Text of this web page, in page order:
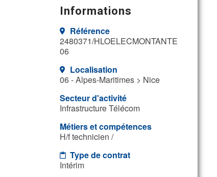
Informations
Référence
2480371/HLOELECMONTANTE
06
Localisation
06 - Alpes-Maritimes > Nice
Secteur d'activité
Infrastructure Télécom
Métiers et compétences
H/f technicien /
Type de contrat
Intérim